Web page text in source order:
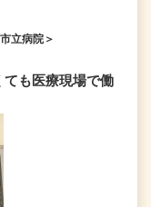
立病院＞
ても医療現場で働